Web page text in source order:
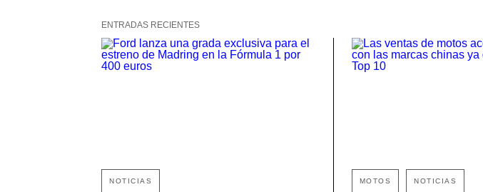
ENTRADAS RECIENTES
NOTICIAS MOTOS NOTICIAS